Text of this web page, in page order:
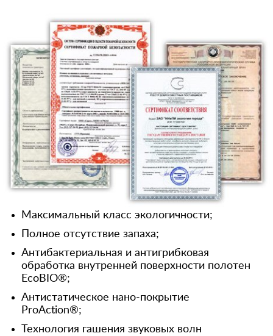
Максимальный класс экологичности;
Полное отсутствие запаха;
Антибактериальная и антигрибковая
обработка внутренней поверхности полотен
EcoBIO®;
Антистатическое нано-покрытие
ProAction®;
Технология гашения звуковых волн